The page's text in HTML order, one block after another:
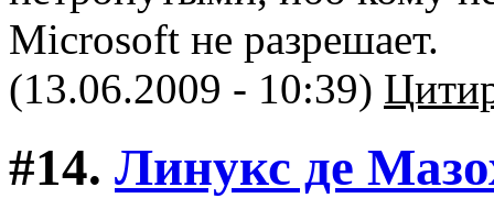
Microsoft не разрешает.
(13.06.2009 - 10:39)
#14. Линукс де